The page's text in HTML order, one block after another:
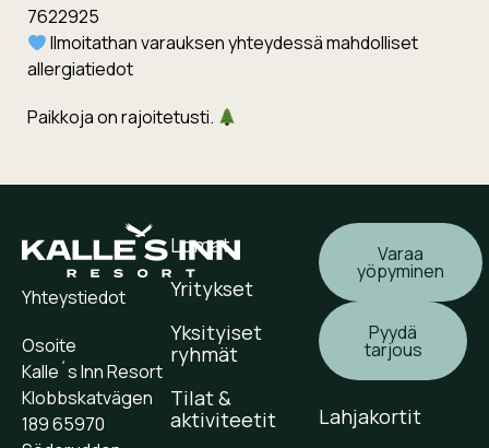
7622925
Ilmoitathan varauksen yhteydessä mahdolliset
allergiatiedot
Paikkoja on rajoitetusti.
Yhteystiedot
Osoite
Kalle´s Inn Resort
Klobbskatvägen
189 65970
Lomat
Yritykset
Yksityiset
ryhmät
Tilat &
aktiviteetit
Varaa
yöpyminen
Pyydä
tarjous
Lahjakortit